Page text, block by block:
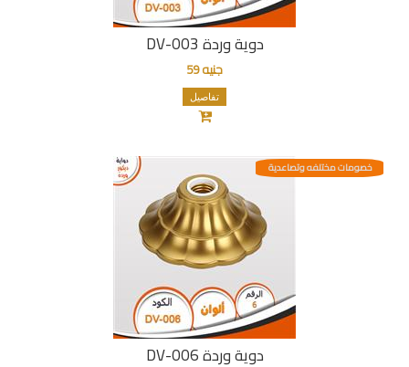
دوية وردة DV-003
جنيه 59
تفاصيل
دوية وردة DV-006
خصومات مختلفه وتصاعدية